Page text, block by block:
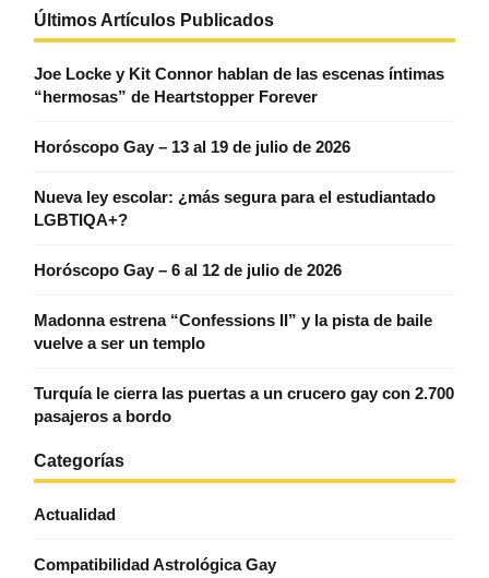
Últimos Artículos Publicados
Joe Locke y Kit Connor hablan de las escenas íntimas
“hermosas” de Heartstopper Forever
Horóscopo Gay – 13 al 19 de julio de 2026
Nueva ley escolar: ¿más segura para el estudiantado
LGBTIQA+?
Horóscopo Gay – 6 al 12 de julio de 2026
Madonna estrena “Confessions II” y la pista de baile
vuelve a ser un templo
Turquía le cierra las puertas a un crucero gay con 2.700
pasajeros a bordo
Categorías
Actualidad
Compatibilidad Astrológica Gay